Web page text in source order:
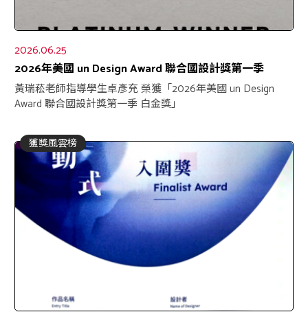
2026.06.25
2026年美國 un Design Award 聯合國設計獎第一季
黃瑞菘老師指導學生卓彥充 榮獲「2026年美國 un Design
Award 聯合國設計獎第一季 白金獎」
獲獎風雲榜